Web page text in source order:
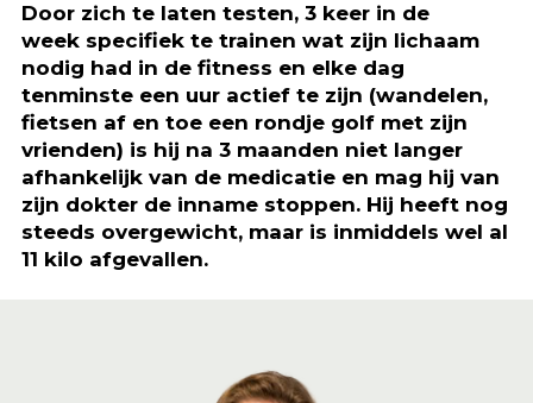
Door zich te laten testen, 3 keer in de
week specifiek te trainen wat zijn lichaam
nodig had in de fitness en elke dag
tenminste een uur actief te zijn (wandelen,
fietsen af en toe een rondje golf met zijn
vrienden) is hij na 3 maanden niet langer
afhankelijk van de medicatie en mag hij van
zijn dokter de inname stoppen. Hij heeft nog
steeds overgewicht, maar is inmiddels wel al
11 kilo afgevallen.